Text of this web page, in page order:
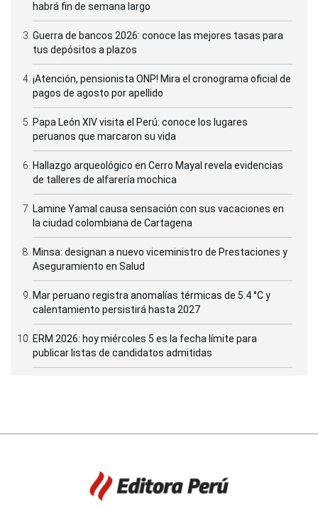
habrá fin de semana largo
Guerra de bancos 2026: conoce las mejores tasas para
tus depósitos a plazos
¡Atención, pensionista ONP! Mira el cronograma oficial de
pagos de agosto por apellido
Papa León XIV visita el Perú: conoce los lugares
peruanos que marcaron su vida
Hallazgo arqueológico en Cerro Mayal revela evidencias
de talleres de alfarería mochica
Lamine Yamal causa sensación con sus vacaciones en
la ciudad colombiana de Cartagena
Minsa: designan a nuevo viceministro de Prestaciones y
Aseguramiento en Salud
Mar peruano registra anomalías térmicas de 5.4 °C y
calentamiento persistirá hasta 2027
ERM 2026: hoy miércoles 5 es la fecha límite para
publicar listas de candidatos admitidas